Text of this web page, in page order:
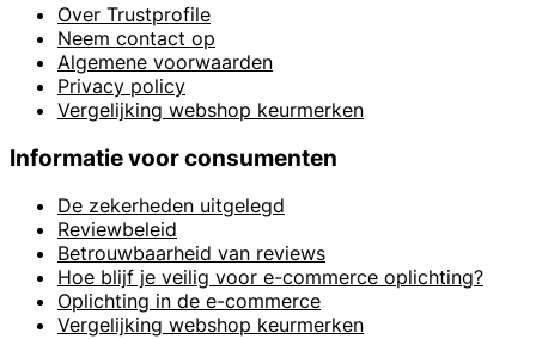
Over Trustprofile
Neem contact op
Algemene voorwaarden
Privacy policy
Vergelijking webshop keurmerken
Informatie voor consumenten
De zekerheden uitgelegd
Reviewbeleid
Betrouwbaarheid van reviews
Hoe blijf je veilig voor e-commerce oplichting?
Oplichting in de e-commerce
Vergelijking webshop keurmerken